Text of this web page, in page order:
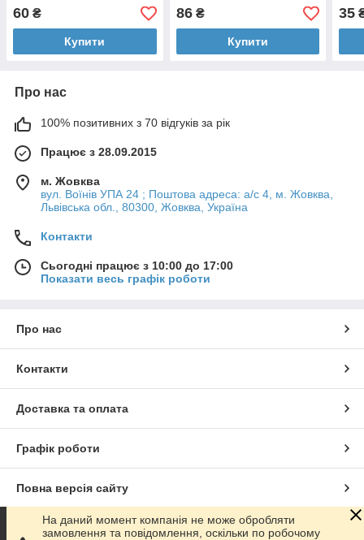
60 ₴
Купити
86₴
Купити
35
Про нас
100% позитивних з 70 відгуків за рік
Працює з 28.09.2015
м. Жовква
вул. Воїнів УПА 24 ; Поштова адреса: а/с 4, м. Жовква,
Львівська обл., 80300, Жовква, Україна
Контакти
Сьогодні працює з 10:00 до 17:00
Показати весь графік роботи
Про нас
Контакти
Доставка та оплата
Графік роботи
Повна версія сайту
Сайт створено на маркетплейсіProm.ua
На даний момент компанія не може обробляти
замовлення та повідомлення, оскільки по робочому